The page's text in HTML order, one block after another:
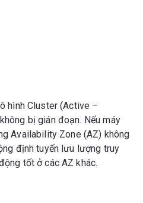
hình Cluster (Active –
bị gián đoạn. Nếu máy
Availability Zone (AZ) không
định tuyến lưu lượng truy
tốt ở các AZ khác.